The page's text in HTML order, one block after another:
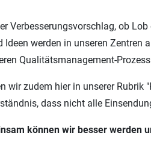
Verbesserungsvorschlag, ob
werden in unseren
Qualitätsmanagement-
zudem hier in unserer
dass nicht alle
können wir besser werden